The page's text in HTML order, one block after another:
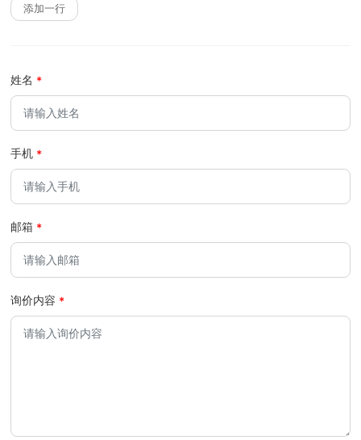
脒•
C
添加一行
姓名
手机
邮箱
询价内容